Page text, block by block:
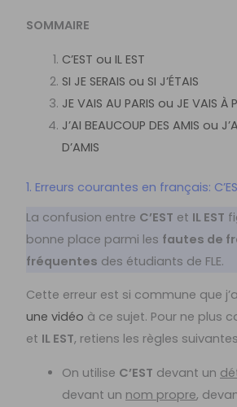
SOMMAIRE
C’EST ou IL EST
SI JE SERAIS ou SI J’ÉTAIS
JE VAIS AU PARIS ou JE VAIS À
J’AI BEAUCOUP DES AMIS ou
D’AMIS
1. Erreurs courantes en français:
La confusion entre C’EST et IL EST
bonne place parmi les fautes de
fréquentes des étudiants de FLE.
Cette erreur est si commune que
une vidéo à ce sujet. Pour ne plus
et IL EST, retiens les règles
On utilise C’EST devant un
devant un nom propre,